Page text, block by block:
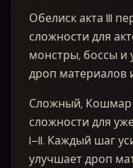
Обелиск акта III
сложности для
монстры, боссы и
дроп материалов
Сложный, Кошмар
сложности для
I–II. Каждый шаг
улучшает дроп